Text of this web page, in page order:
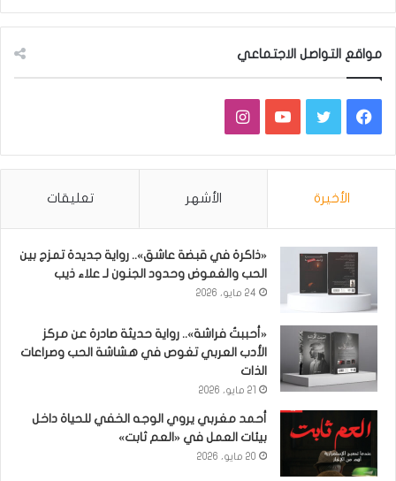
مواقع التواصل الاجتماعي
فيسبوكتويتر يوتيوبانستقرام
الأخيرة الأشهر تعليقات
«ذاكرة في قبضة عاشق».. رواية جديدة تمزج بين
الحب والغموض وحدود الجنون لـ علاء ذيب
24 مايو، 2026
«أحببتُ فراشة».. رواية حديثة صادرة عن مركز
الأدب العربي تغوص في هشاشة الحب وصراعات
الذات
21 مايو، 2026
أحمد مغربي يروي الوجه الخفي للحياة داخل
بيئات العمل في «العم ثابت»
20 مايو، 2026